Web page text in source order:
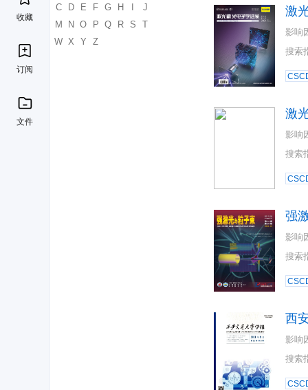
收藏
订阅
文件
C D E F G H
J
K
M N O P Q R S
T
W X Y Z
激
影响
搜索
激
影响
搜索
强
影响
搜索
西
影响
搜索